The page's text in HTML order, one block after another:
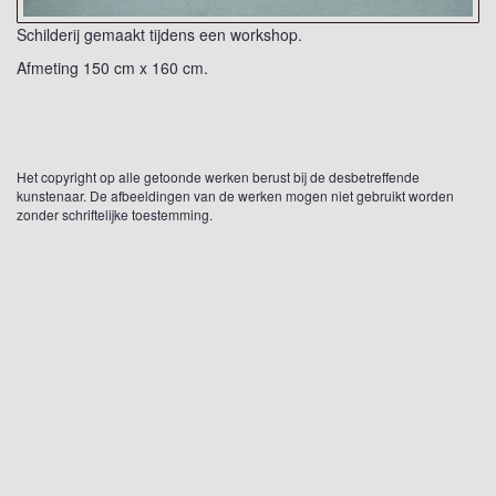
Schilderij gemaakt tijdens een workshop.
Afmeting 150 cm x 160 cm.
Het copyright op alle getoonde werken berust bij de desbetreffende
kunstenaar. De afbeeldingen van de werken mogen niet gebruikt worden
zonder schriftelijke toestemming.